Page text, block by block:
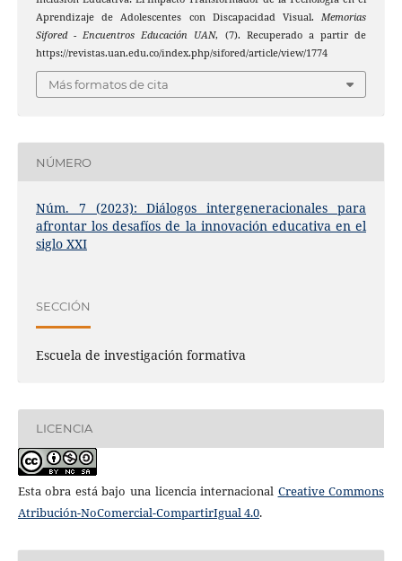
Aprendizaje de Adolescentes con Discapacidad Visual. Memorias
Sifored - Encuentros Educación UAN, (7). Recuperado a partir de
https://revistas.uan.edu.co/index.php/sifored/article/view/1774
Más formatos de cita
NÚMERO
Núm. 7 (2023): Diálogos intergeneracionales para
afrontar los desafíos de la innovación educativa en el
siglo XXI
SECCIÓN
Escuela de investigación formativa
LICENCIA
Esta obra está bajo una licencia internacional Creative Commons
Atribución-NoComercial-CompartirIgual 4.0.